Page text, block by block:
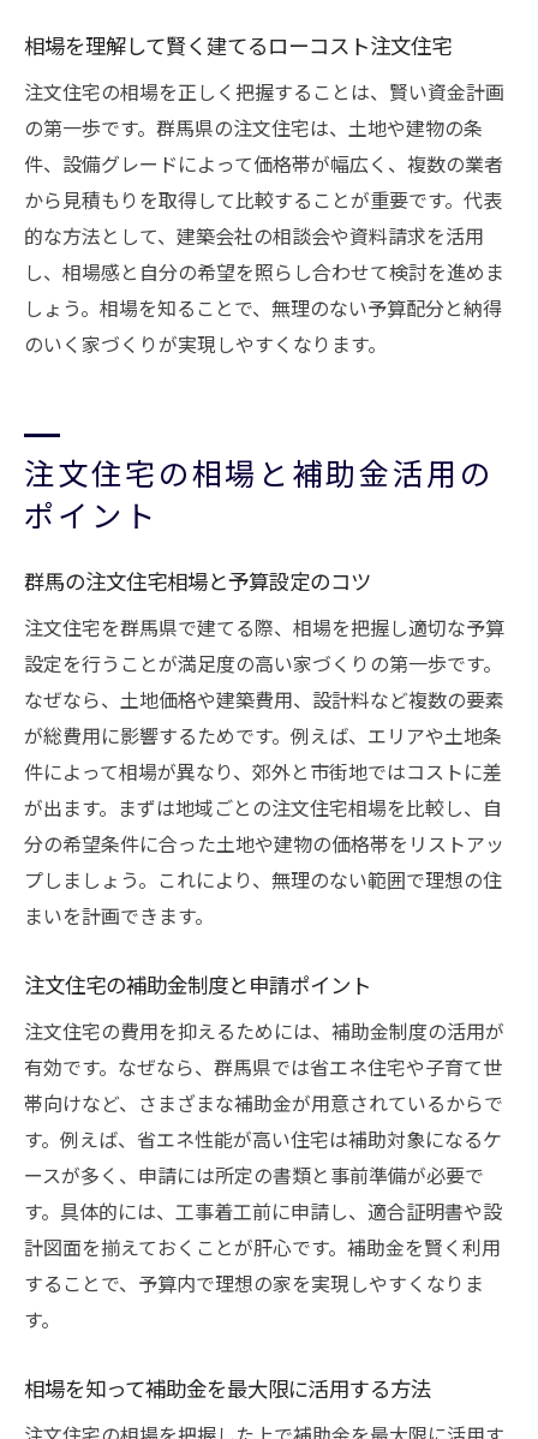
相場を理解して賢く建てるローコスト注文住宅
注文住宅の相場を正しく把握することは、賢い資金計画
の第一歩です。群馬県の注文住宅は、土地や建物の条
件、設備グレードによって価格帯が幅広く、複数の業者
から見積もりを取得して比較することが重要です。代表
的な方法として、建築会社の相談会や資料請求を活用
し、相場感と自分の希望を照らし合わせて検討を進めま
しょう。相場を知ることで、無理のない予算配分と納得
のいく家づくりが実現しやすくなります。
注文住宅の相場と補助金活用の
ポイント
群馬の注文住宅相場と予算設定のコツ
注文住宅を群馬県で建てる際、相場を把握し適切な予算
設定を行うことが満足度の高い家づくりの第一歩です。
なぜなら、土地価格や建築費用、設計料など複数の要素
が総費用に影響するためです。例えば、エリアや土地条
件によって相場が異なり、郊外と市街地ではコストに差
が出ます。まずは地域ごとの注文住宅相場を比較し、自
分の希望条件に合った土地や建物の価格帯をリストアッ
プしましょう。これにより、無理のない範囲で理想の住
まいを計画できます。
注文住宅の補助金制度と申請ポイント
注文住宅の費用を抑えるためには、補助金制度の活用が
有効です。なぜなら、群馬県では省エネ住宅や子育て世
帯向けなど、さまざまな補助金が用意されているからで
す。例えば、省エネ性能が高い住宅は補助対象になるケ
ースが多く、申請には所定の書類と事前準備が必要で
す。具体的には、工事着工前に申請し、適合証明書や設
計図面を揃えておくことが肝心です。補助金を賢く利用
することで、予算内で理想の家を実現しやすくなりま
す。
相場を知って補助金を最大限に活用する方法